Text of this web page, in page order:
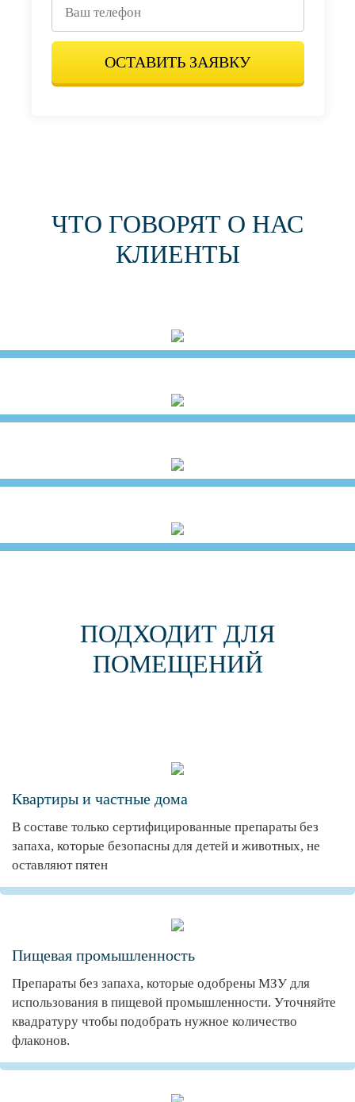
ОСТАВИТЬ ЗАЯВКУ
ЧТО ГОВОРЯТ О НАС
КЛИЕНТЫ
ПОДХОДИТ ДЛЯ
ПОМЕЩЕНИЙ
Квартиры и частные дома
В составе только сертифицированные препараты без
запаха, которые безопасны для детей и животных, не
оставляют пятен
Пищевая промышленность
Препараты без запаха, которые одобрены МЗУ для
использования в пищевой промышленности. Уточняйте
квадратуру чтобы подобрать нужное количество
флаконов.